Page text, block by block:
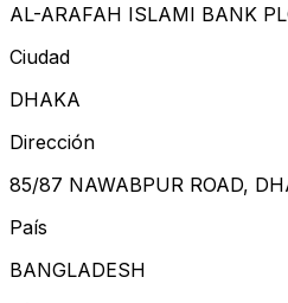
AL-ARAFAH ISLAMI BANK
Ciudad
DHAKA
Dirección
85/87 NAWABPUR ROAD,
País
BANGLADESH